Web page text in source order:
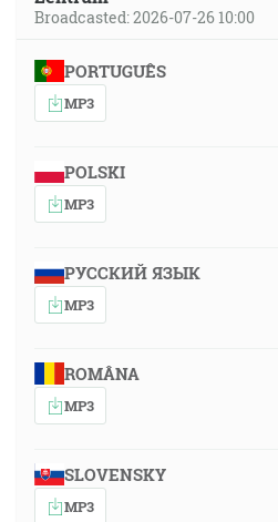
Broadcasted: 2026-07-26 10:00
PORTUGUÊS
MP3
POLSKI
MP3
РУССКИЙ ЯЗЫК
MP3
ROMÂNA
MP3
SLOVENSKY
MP3